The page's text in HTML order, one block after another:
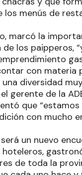
los menús de
marcó la
los paipperos,
con materia
una diversidad
gerente de la
que
con mucho
un nuevo
de toda la